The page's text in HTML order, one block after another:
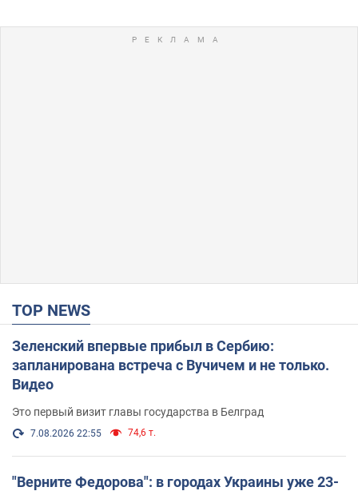
TOP NEWS
Зеленский впервые прибыл в Сербию:
запланирована встреча с Вучичем и не только.
Видео
Это первый визит главы государства в Белград
7.08.2026 22:55 74,6 т.
"Верните Федорова": в городах Украины уже 23-